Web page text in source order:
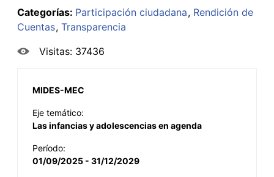
Categorías: Participación ciudadana Rendición de
Cuentas Transparencia
Visitas: 37436
MIDES-MEC
Eje temático:
Las infancias y adolescencias en agenda
Período:
01/09/2025 - 31/12/2029